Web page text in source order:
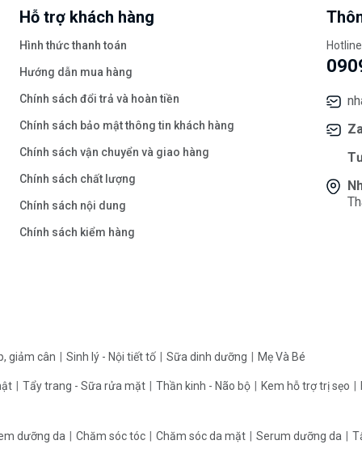
Hỗ trợ khách hàng
Hình thức thanh toán
Hướng dẫn mua hàng
Chính sách đổi trả và hoàn tiền
Chính sách bảo mật thông tin khách hàng
Chính sách vận chuyển và giao hàng
Chính sách chất lượng
Chính sách nội dung
Chính sách kiểm hàng
Hotline
giảm cân Sinh lý - Nội tiết tố Sữa dinh dưỡng Mẹ Và Bé
Tẩy trang - Sữa rửa mặt Thần kinh - Não bộ Kem hỗ trợ trị sẹo
dưỡng da Chăm sóc tóc Chăm sóc da mặt Serum dưỡng da